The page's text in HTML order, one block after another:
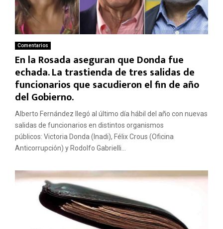
Comentarios
En la Rosada aseguran que Donda fue
echada. La trastienda de tres salidas de
funcionarios que sacudieron el fin de año
del Gobierno.
Alberto Fernández llegó al último día hábil del año con nuevas
salidas de funcionarios en distintos organismos
públicos: Victoria Donda (Inadi), Félix Crous (Oficina
Anticorrupción) y Rodolfo Gabrielli...